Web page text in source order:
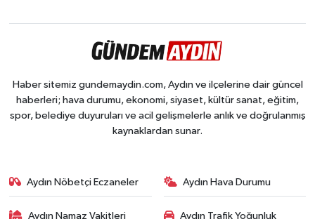
Haber sitemiz gundemaydin.com, Aydın ve ilçelerine dair güncel
haberleri; hava durumu, ekonomi, siyaset, kültür sanat, eğitim,
spor, belediye duyuruları ve acil gelişmelerle anlık ve doğrulanmış
kaynaklardan sunar.
Aydın Nöbetçi Eczaneler Aydın Hava Durumu
Aydın Namaz Vakitleri Aydın Trafik Yoğunluk